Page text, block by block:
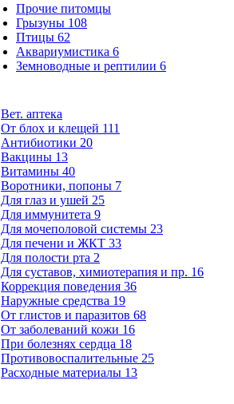
Прочие питомцы
Грызуны 108
Птицы 62
Аквариумистика 6
Земноводные и рептилии 6
Вет. аптека
От блох и клещей 111
Антибиотики 20
Вакцины 13
Витамины 40
Воротники, попоны 7
Для глаз и ушей 25
Для иммунитета 9
Для мочеполовой системы 23
Для печени и ЖКТ 33
Для полости рта 2
Для суставов, химиотерапия и пр. 16
Коррекция поведения 36
Наружные средства 19
От глистов и паразитов 68
От заболеваний кожи 16
При болезнях сердца 18
Противовоспалительные 25
Расходные материалы 13